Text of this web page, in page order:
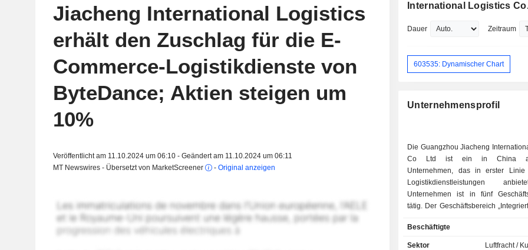
Jiacheng International Logistics
erhält den Zuschlag für die E-
Commerce-Logistikdienste von
ByteDance; Aktien steigen um
10%
Veröffentlicht am 11.10.2024 um 06:10 - Geändert am 11.10.2024 um 06:11
MT Newswires - Übersetzt von MarketScreener
- Original anzeigen
International Logistics
Dauer Zeitraum
603535: Dynamischer Chart
Unternehmensprofil
Die Guangzhou Jiacheng
Co Ltd ist ein in China
Unternehmen, das in erster Linie
Logistikdienstleistungen
Unternehmen ist in fünf
tätig. Der Geschäftsbereich
Auslagerungs-
Speditionsdienstleistungen
Beschäftigte
Sektor Luftfracht /